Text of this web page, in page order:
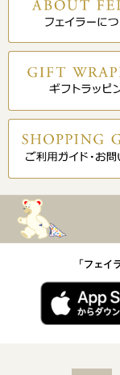
「フェイ